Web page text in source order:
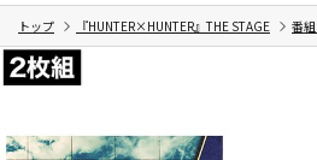
トップ 『HUNTER×HUNTER』THE STAGE 番